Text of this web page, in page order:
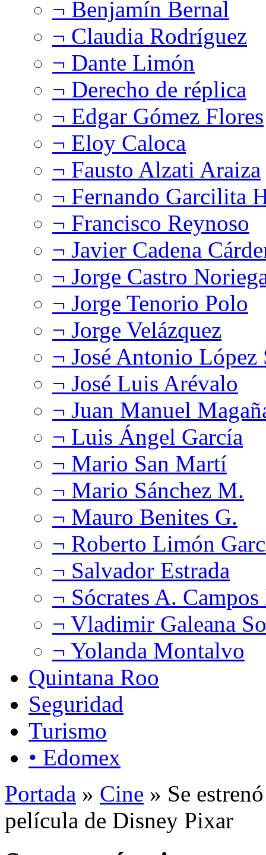
¬ Benjamín Bernal
¬ Claudia Rodríguez
¬ Dante Limón
¬ Derecho de réplica
¬ Edgar Gómez Flores
¬ Eloy Caloca
¬ Fausto Alzati Araiza
¬ Fernando Garcilita
¬ Francisco Reynoso
¬ Javier Cadena
¬ Jorge Castro
¬ Jorge Tenorio Polo
¬ Jorge Velázquez
¬ José Antonio López
¬ José Luis Arévalo
¬ Juan Manuel
¬ Luis Ángel García
¬ Mario San Martí
¬ Mario Sánchez M.
¬ Mauro Benites G.
¬ Roberto Limón
¬ Salvador Estrada
¬ Sócrates A.
¬ Vladimir Galeana
¬ Yolanda Montalvo
Quintana Roo
Seguridad
Turismo
• Edomex
Portada » Cine » Se
película de Disney Pixar